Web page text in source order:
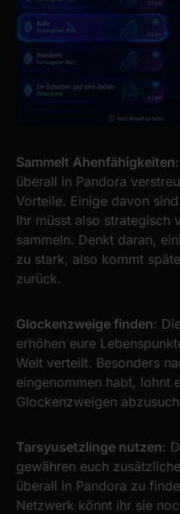
Sammelt Ahenfähigkeiten
überall in Pandora
Vorteile. Einige davon
Ihr müsst also strategisch
sammeln. Denkt daran,
zu stark, also kommt
zurück.
Glockenzweige finden:
erhöhen eure
Welt verteilt. Besonders
eingenommen habt, lohnt
Glockenzweigen
Tarsyusetzlinge nutzen:
gewähren euch
überall in Pandora zu
Netzwerk könnt ihr sie